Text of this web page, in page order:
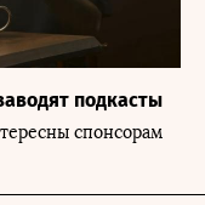
подкасты
спонсорам